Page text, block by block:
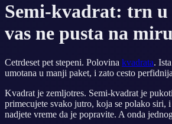
Semi-kvadrat: trn
vas ne pusta na miru
Cetrdeset pet stepeni. Polovina kvadrata.
umotana u manji paket, i zato cesto
Kvadrat je zemljotres. Semi-kvadrat je
primecujete svako jutro, koja se polako siri,
nadjete vreme da je popravite. A onda